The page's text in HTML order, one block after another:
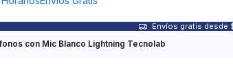
Envíos gratis desde
con Mic Blanco Lightning Tecnolab